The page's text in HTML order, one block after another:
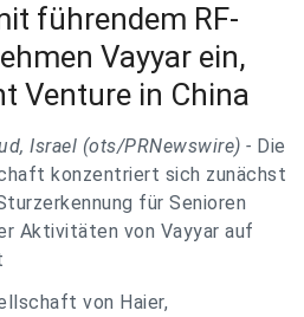
führendem RF-
Vayyar ein,
Venture in China
Israel (ots/PRNewswire) - Die
konzentriert sich zunächst
für Senioren
Aktivitäten von Vayyar auf
von Haier,